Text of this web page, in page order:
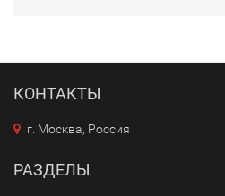
КОНТАКТЫ
г. Москва, Россия
РАЗДЕЛЫ